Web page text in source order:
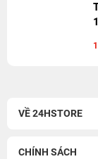
VỀ 24HSTORE
CHÍNH SÁCH